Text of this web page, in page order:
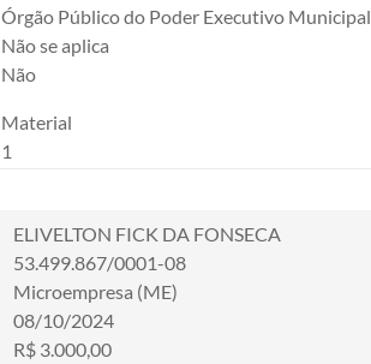
Órgão Público do Poder Executivo Municipal
Não se aplica
Não
Material
1
ELIVELTON FICK DA FONSECA
53.499.867/0001-08
Microempresa (ME)
08/10/2024
R$ 3.000,00